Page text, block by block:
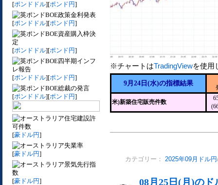
[ポンドドル][ポンド円]
BOE政策金利発表
[ポンドドル][ポンド円]
BOE資産購入枠決
定
[ポンドドル][ポンド円]
BOE四半期インフ
レ報告
[ポンドドル][ポンド円]
BOE総裁の発言
[ポンドドル][ポンド円]
住宅建設許
可件数
[豪ドル円]
失業率
[豪ドル円]
景気先行指
数
[豪ドル円]
※チャートはTradingViewを使用
9月24日(水)の指標結果
米)新築住宅販売件数
カテゴリー： 2025年09月ドル円
08月25日(月)の